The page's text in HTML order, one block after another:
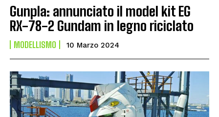
Gunpla: annunciato il model kit EG
RX-78-2 Gundam in legno riciclato
MODELLISMO 10 Marzo 2024